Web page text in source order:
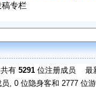
专栏
有 5291 位注册成员 最
员, 0 位隐身客和 2777